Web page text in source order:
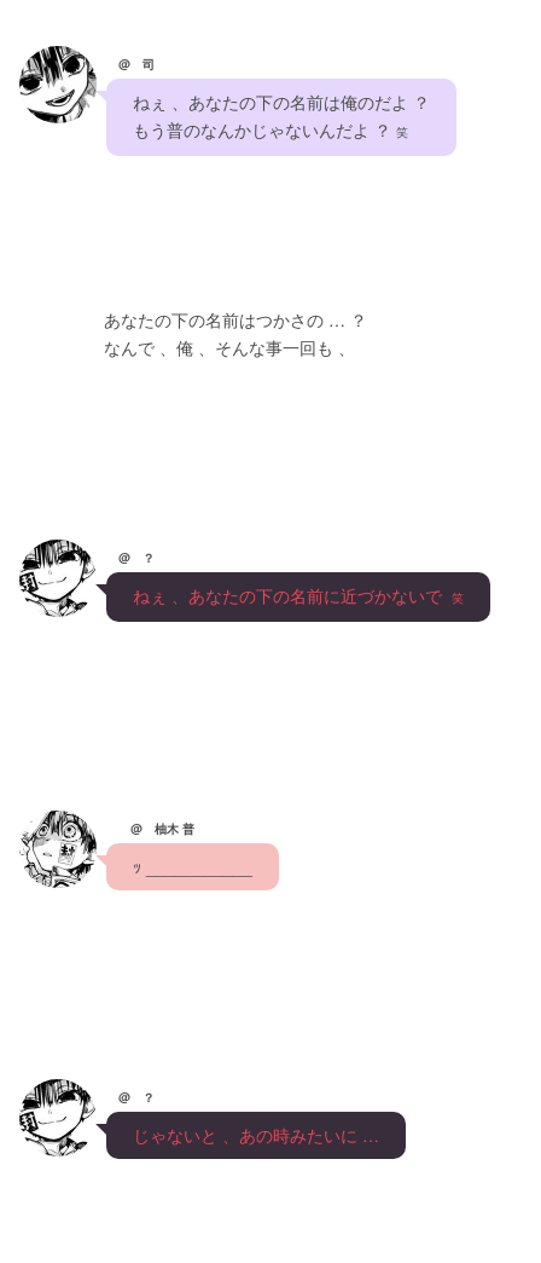
@ 司
ねぇ 、あなたの下の名前は俺のだよ ？
もう普のなんかじゃないんだよ ？ 笑
あなたの下の名前はつかさの … ？
なんで 、俺 、そんな事一回も 、
@ ？
ねぇ 、あなたの下の名前に近づかないで 笑
@ 柚木 普
ｯ ___________
@ ？
じゃないと 、あの時みたいに …